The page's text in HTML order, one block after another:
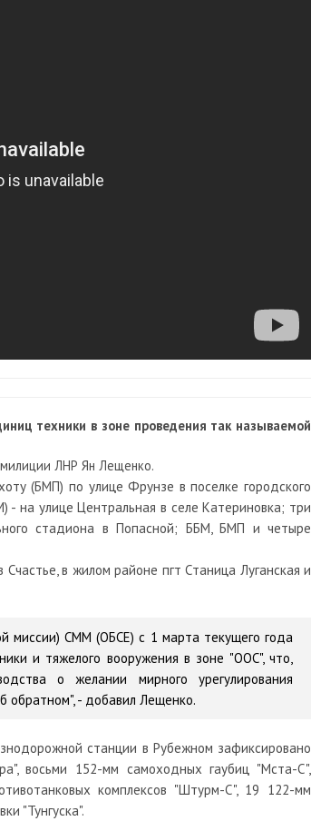
техники в зоне проведения так называемой
ЛНР Ян Лещенко.
(БМП) по улице Фрунзе в поселке городского
на улице Центральная в селе Катериновка; три
стадиона в Попасной; ББМ, БМП и четыре
в жилом районе пгт Станица Луганская и
миссии) СММ (ОБСЕ) с 1 марта текущего года
и тяжелого вооружения в зоне "ООС", что,
о желании мирного урегулирования
обратном", - добавил Лещенко.
станции в Рубежном зафиксировано
восьми 152-мм самоходных гаубиц "Мста-С",
комплексов "Штурм-С", 19 122-мм
"Тунгуска".